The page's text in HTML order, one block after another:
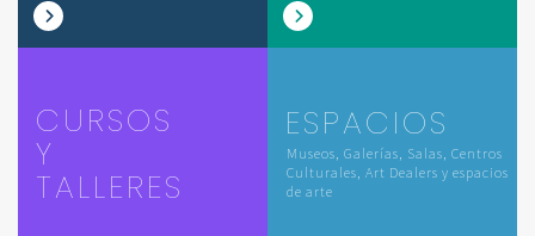
CURSOS
Y
TALLERES
ESPACIOS
Museos, Galerías, Salas, Centros
Culturales, Art Dealers y espacios
de arte